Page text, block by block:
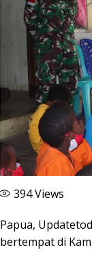
394Views
Papua,
bertempat di